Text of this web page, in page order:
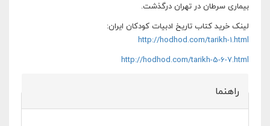
بیماری سرطان در تهران درگذشت.
لینک خرید کتاب تاریخ ادبیات کودکان ایران:
http://hodhod.com/tarikh-1.html
http://hodhod.com/tarikh-5-6-7.html
راهنما